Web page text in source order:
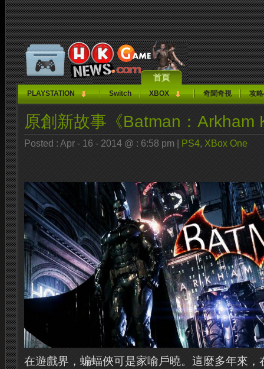
首頁
PLAYSTATION Switch XBOX 奇聞奇視 攻
原創新故事《Batman：Arkham
Posted : Apr - 16 - 2014 @ : 6:58 pm | PS4, XBox One
在遊戲界，蝙蝠俠可是家喻戶曉。這麼多年來，